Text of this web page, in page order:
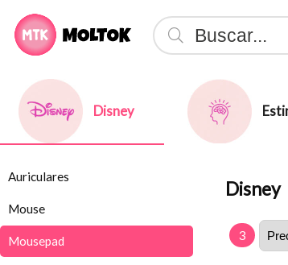
Disney
Auriculares
Mouse
Mousepad
Disney
3